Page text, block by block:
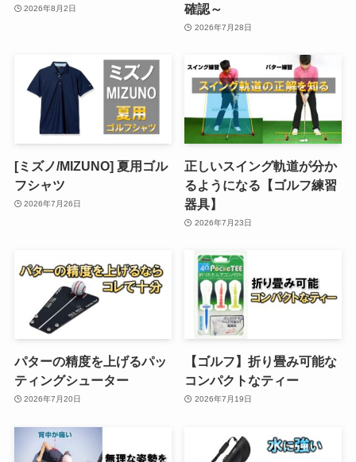
2026年8月2日
確認～
2026年7月28日
[ミズノ/MIZUNO] 夏用ゴル
フシャツ
2026年7月26日
正しいスイング軌道が分か
るようになる【ゴルフ練習
器具】
2026年7月23日
パターの精度を上げるパッ
ティングシューター
2026年7月20日
【ゴルフ】折り畳み可能な
コンパクトなティー
2026年7月19日